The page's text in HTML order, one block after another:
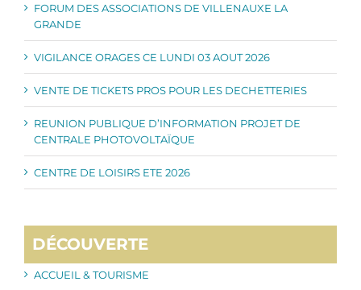
FORUM DES ASSOCIATIONS DE VILLENAUXE LA
GRANDE
VIGILANCE ORAGES CE LUNDI 03 AOUT 2026
VENTE DE TICKETS PROS POUR LES DECHETTERIES
REUNION PUBLIQUE D’INFORMATION PROJET DE
CENTRALE PHOTOVOLTAÏQUE
CENTRE DE LOISIRS ETE 2026
DÉCOUVERTE
ACCUEIL & TOURISME